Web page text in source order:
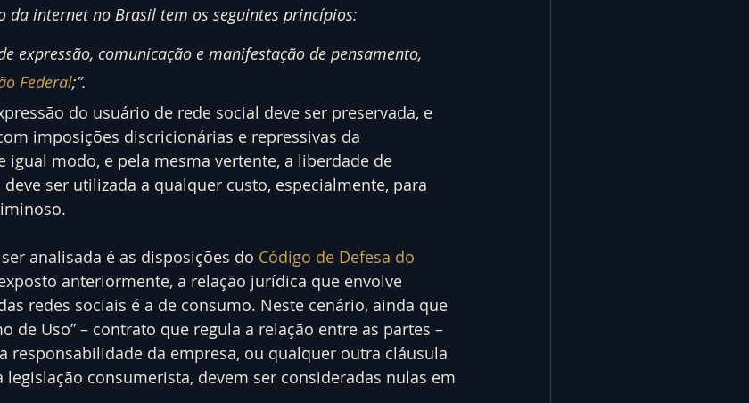
da internet no Brasil tem os seguintes princípios:
expressão, comunicação e manifestação de pensamento,
Federal;”.
do usuário de rede social deve ser preservada, e
imposições discricionárias e repressivas da
igual modo, e pela mesma vertente, a liberdade de
ser utilizada a qualquer custo, especialmente, para
analisada é as disposições do Código de Defesa do
anteriormente, a relação jurídica que envolve
redes sociais é a de consumo. Neste cenário, ainda que
de Uso” – contrato que regula a relação entre as partes –
responsabilidade da empresa, ou qualquer outra cláusula
legislação consumerista, devem ser consideradas nulas em